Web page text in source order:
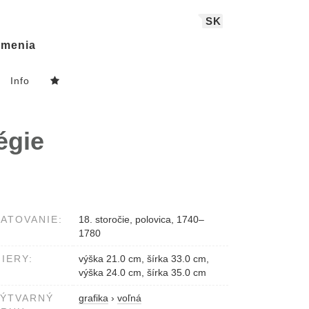
SK
Info
18. storočie, polovica, 1740–
1780
výška 21.0 cm, šírka 33.0 cm,
výška 24.0 cm, šírka 35.0 cm
grafika › voľná